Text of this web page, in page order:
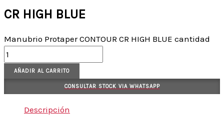
CR HIGH BLUE
Manubrio Protaper CONTOUR CR HIGH BLUE cantidad
AÑADIR AL CARRITO
CONSULTAR STOCK VIA WHATSAPP
Descripción